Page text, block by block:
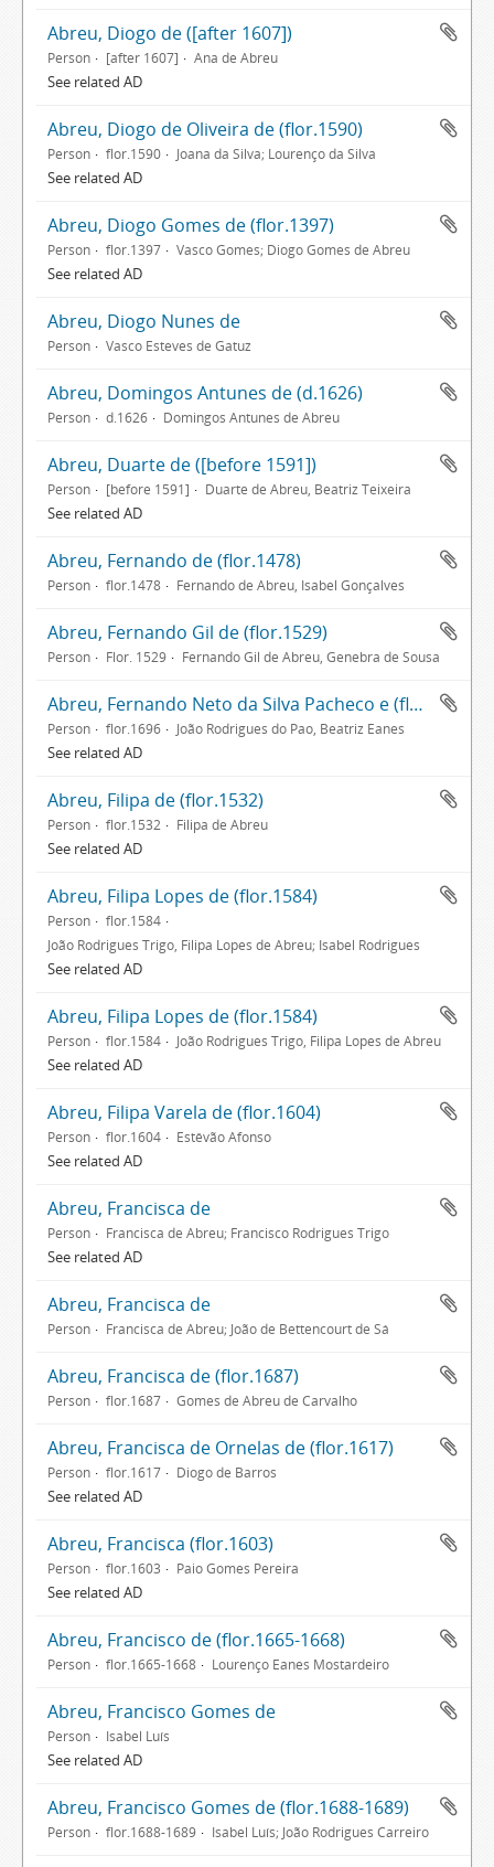
Abreu, Diogo de ([after 1607])
Person [after 1607] Ana de Abreu
See related AD
Abreu, Diogo de Oliveira de (flor.1590)
Person flor.1590 Joana da Silva; Lourenço da Silva
See related AD
Abreu, Diogo Gomes de (flor.1397)
Person flor.1397 Vasco Gomes; Diogo Gomes de Abreu
See related AD
Abreu, Diogo Nunes de
Person Vasco Esteves de Gatuz
Abreu, Domingos Antunes de (d.1626)
Person d.1626 Domingos Antunes de Abreu
Abreu, Duarte de ([before 1591])
Person [before 1591] Duarte de Abreu, Beatriz Teixeira
See related AD
Abreu, Fernando de (flor.1478)
Person flor.1478 Fernando de Abreu, Isabel Gonçalves
Abreu, Fernando Gil de (flor.1529)
Person Flor. 1529 Fernando Gil de Abreu, Genebra de Sousa
Abreu, Fernando Neto da Silva Pacheco e (flor.1696)
Person flor.1696 João Rodrigues do Pao, Beatriz Eanes
See related AD
Abreu, Filipa de (flor.1532)
Person flor.1532 Filipa de Abreu
See related AD
Abreu, Filipa Lopes de (flor.1584)
Person
flor.1584
João Rodrigues Trigo, Filipa Lopes de Abreu; Isabel Rodrigues
See related AD
Abreu, Filipa Lopes de (flor.1584)
Person flor.1584 João Rodrigues Trigo, Filipa Lopes de Abreu
See related AD
Abreu, Filipa Varela de (flor.1604)
Person flor.1604 Estêvão Afonso
See related AD
Abreu, Francisca de
Person Francisca de Abreu; Francisco Rodrigues Trigo
See related AD
Abreu, Francisca de
Person Francisca de Abreu; João de Bettencourt de Sá
Abreu, Francisca de (flor.1687)
Person flor.1687 Gomes de Abreu de Carvalho
Abreu, Francisca de Ornelas de (flor.1617)
Person flor.1617 Diogo de Barros
See related AD
Abreu, Francisca (flor.1603)
Person flor.1603 Paio Gomes Pereira
See related AD
Abreu, Francisco de (flor.1665-1668)
Person flor.1665-1668 Lourenço Eanes Mostardeiro
Abreu, Francisco Gomes de
Person Isabel Luís
See related AD
Abreu, Francisco Gomes de (flor.1688-1689)
Person flor.1688-1689 Isabel Luís; João Rodrigues Carreiro